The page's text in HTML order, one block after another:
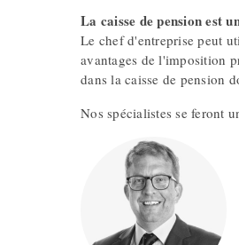
La caisse de pension est
Le chef d'entreprise peut
avantages de l'imposition
dans la caisse de pension
Nos spécialistes se feront